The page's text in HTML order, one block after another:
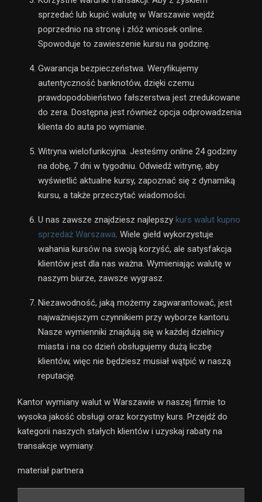
sprzedać lub kupić walutę w Warszawie wejdź
poprzednio na stronę i złóż wniosek online.
Spowoduje to zawieszenie kursu na godzinę.
Gwarancja bezpieczeństwa. Weryfikujemy
autentyczność banknotów, dzięki czemu
prawdopodobieństwo fałszerstwa jest zredukowane
do zera. Dostępna jest również opcja odprowadzenia
klienta do auta po wymianie.
Witryna wielofunkcyjna. Jesteśmy online 24 godziny
na dobę, 7 dni w tygodniu. Odwiedź witrynę, aby
wyświetlić aktualne kursy, zapoznać się z dynamiką
kursu, a także przeczytać wiadomości.
U nas zawsze znajdziesz najlepszy kurs walut kupno
sprzedaż Warszawa. Wiele giełd wykorzystuje
wahania kursów na swoją korzyść, ale satysfakcja
klientów jest dla nas ważna. Wymieniając walutę w
naszym biurze, zawsze wygrasz.
Niezawodność, jaką możemy zagwarantować, jest
najważniejszym czynnikiem przy wyborze kantoru.
Nasze wymienniki znajdują się w każdej dzielnicy
miasta i na co dzień obsługujemy dużą liczbę
klientów, więc nie będziesz musiał wątpić w naszą
reputację.
Kantor wymiany walut w Warszawie w naszej firmie to
wysoka jakość obsługi oraz korzystny kurs. Przejdź do
kategorii naszych stałych klientów i uzyskaj rabaty na
transakcje wymiany.
materiał partnera